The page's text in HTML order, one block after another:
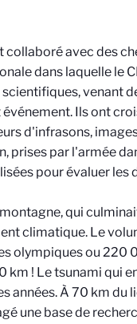
avec des
dans laquelle le
venant
Ils ont
d'infrasons,
prises par l'armée
pour évaluer les
qui
climatique. Le
olympiques ou 220
! Le tsunami qui
années. À 70 km du
une base de